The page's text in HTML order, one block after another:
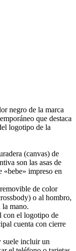
negro de la marca
que destaca
logotipo de la
(canvas) de
son las asas de
«bebe» impreso en
de color
o al hombro,
la mano.
con el logotipo de
cuenta con cierre
suele incluir un